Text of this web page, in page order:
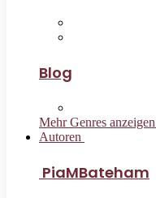
Blog
Mehr Genres
Autoren
PiaMBateham